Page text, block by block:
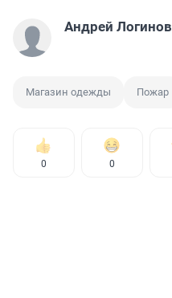
Андрей Логинов
Магазин одежды Пожар
0 0